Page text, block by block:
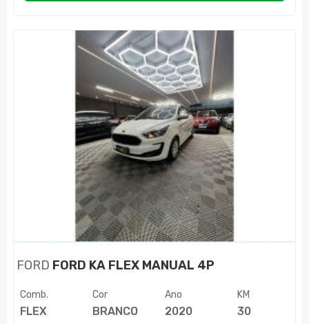
FORD FORD KA FLEX MANUAL 4P
Comb.
FLEX
Cor
BRANCO
Ano
2020
KM
30